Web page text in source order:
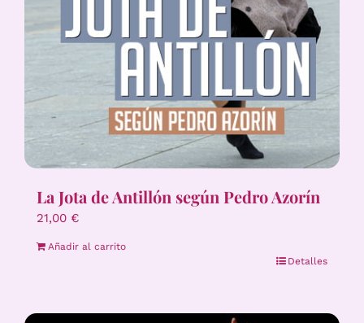
La Jota de Antillón según Pedro Azorín
21,00 €
Añadir al carrito
Detalles